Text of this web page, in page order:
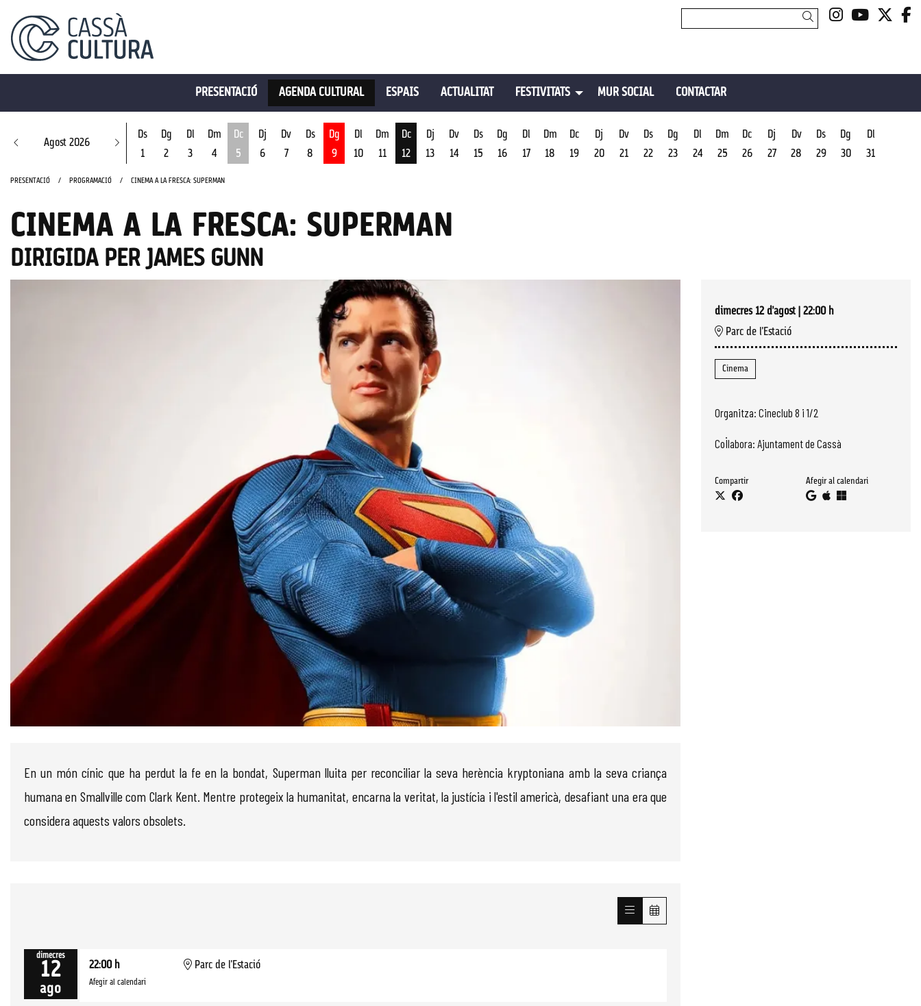
Link aLink a
Cercar
PRESENTACIÓ AGENDA CULTURAL ESPAIS ACTUALITAT FESTIVITATS MUR SOCIAL CONTACTAR
Agost 2026
Ds
1
Dg
2
Dl
3
Dm
4
Dc
5
Dj
6
Dv
7
Ds
8
Dg
9
Dl
10
Dm
11
Dc
12
Dj
13
Dv
14
Ds
15
Dg
16
Dl
17
Dm
18
Dc
19
Dj
20
Dv
21
Ds
22
Dg
23
Dl
24
Dm
25
Dc
26
Dj
27
Dv
28
Ds
29
Dg
30
Dl
31
PRESENTACIÓ PROGRAMACIÓ CINEMA A LA FRESCA: SUPERMAN
CINEMA A LA FRESCA: SUPERMAN
DIRIGIDA PER JAMES GUNN
dimecres 12 d’agost
22:00 h
Parc de l'Estació
Cinema
Organitza: Cineclub 8 i 1/2
Col·labora: Ajuntament de Cassà
Compartir Afegir al calendari
En un món cínic que ha perdut la fe en la bondat, Superman lluita per reconciliar la seva herència kryptoniana amb la seva criança
humana en Smallville com Clark Kent. Mentre protegeix la humanitat, encarna la veritat, la justícia i l'estil americà, desafiant una era que
considera aquests valors obsolets.
dimecres
12
ago
22:00 h Parc de l'Estació
Afegir al calendari